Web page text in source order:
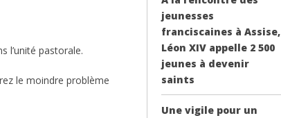
l’unité pastorale.
le moindre problème
jeunesses
franciscaines à Assise,
Léon XIV appelle 2 500
jeunes à devenir
saints
Une vigile pour un